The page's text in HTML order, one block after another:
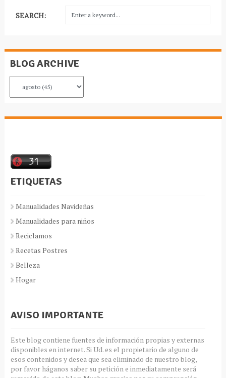
SEARCH:
BLOG ARCHIVE
ETIQUETAS
Manualidades Navideñas
Manualidades para niños
Reciclamos
Recetas Postres
Belleza
Hogar
AVISO IMPORTANTE
Este blog contiene fuentes de información propias y externas
disponibles en internet. Si Ud. es el propietario de alguno de
esos contenidos y desea que sea eliminado de nuestro blog,
por favor háganos saber su petición e inmediatamente será